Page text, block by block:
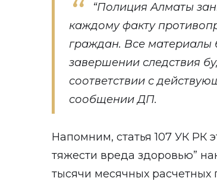
“Полиция Алматы
каждому факту
граждан. Все материалы
завершении следствия
соответствии с
сообщении ДП.
Напомним, статья 107 УК РК
тяжести вреда здоровью”
тысячи месячных